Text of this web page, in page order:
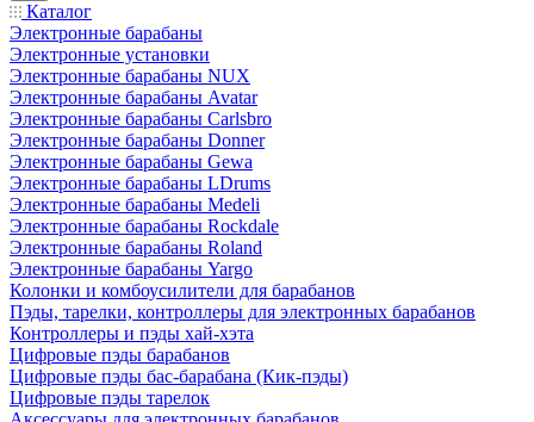
Каталог
Электронные барабаны
Электронные установки
Электронные барабаны NUX
Электронные барабаны Avatar
Электронные барабаны Carlsbro
Электронные барабаны Donner
Электронные барабаны Gewa
Электронные барабаны LDrums
Электронные барабаны Medeli
Электронные барабаны Rockdale
Электронные барабаны Roland
Электронные барабаны Yargo
Колонки и комбоусилители для барабанов
Пэды, тарелки, контроллеры для электронных барабанов
Контроллеры и пэды хай-хэта
Цифровые пэды барабанов
Цифровые пэды бас-барабана (Кик-пэды)
Цифровые пэды тарелок